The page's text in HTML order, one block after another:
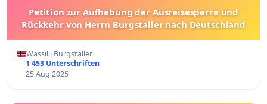
Petition zur Aufhebung der Ausreisesperre und
Rückkehr von Herrn Burgstaller nach Deutschland
Wassilij Burgstaller
1 453 Unterschriften
25 Aug 2025